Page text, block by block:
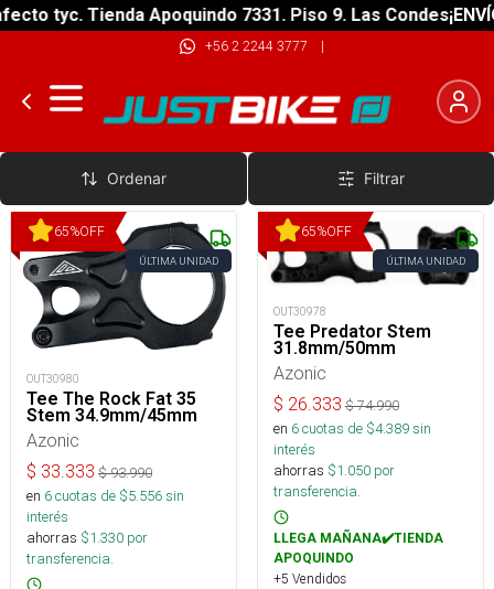
tyc. Tienda Apoquindo 7331. Piso 9. Las Condes
+56 2 2244 3777 |
Tee 31.8mm
Ordenar Filtrar
65%OFF
ÚLTIMA UNIDAD
OUT30980
Tee The Rock Fat 35
Stem 34.9mm/45mm
Azonic
$ 33.333 $93.990
en 6cuotas de $5.556sin
interés
ahorras $1.330 por
transferencia.
65%OFF
ÚLTIMA UNIDAD
OUT30978
Tee Predator Stem
31.8mm/50mm
Azonic
$ 26.333 $74.990
en 6cuotas de $4.389sin
interés
ahorras $1.050 por
transferencia.
LLEGA MAÑANA✔️TIENDA
APOQUINDO
+5 Vendidos